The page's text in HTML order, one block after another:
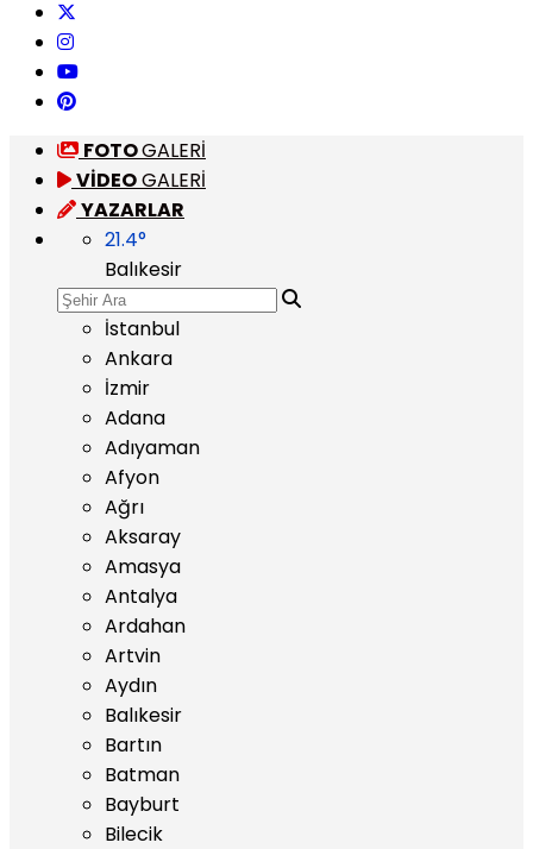
FOTOGALERİ
VİDEOGALERİ
YAZARLAR
21.4°
Balıkesir
İstanbul
Ankara
İzmir
Adana
Adıyaman
Afyon
Ağrı
Aksaray
Amasya
Antalya
Ardahan
Artvin
Aydın
Balıkesir
Bartın
Batman
Bayburt
Bilecik